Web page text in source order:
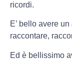
ricordi.
E’ bello avere
raccontare,
Ed è bellissimo